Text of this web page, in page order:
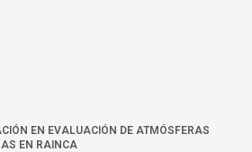
EN EVALUACIÓN DE ATMÓSFERAS
EN RAINCA